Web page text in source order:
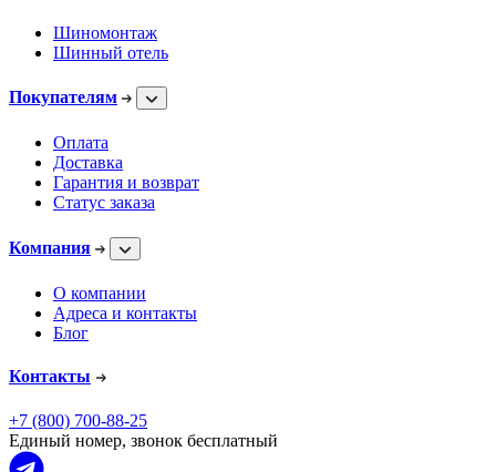
Шиномонтаж
Шинный отель
Покупателям
Оплата
Доставка
Гарантия и возврат
Статус заказа
Компания
О компании
Адреса и контакты
Блог
Контакты
+7 (800) 700-88-25
Единый номер, звонок бесплатный